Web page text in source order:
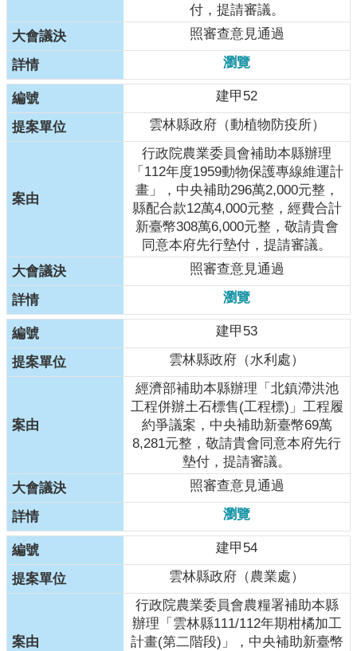
付，提請審議。
照審查意見通過
瀏覽
建甲52
雲林縣政府（動植物防疫所）
行政院農業委員會補助本縣辦理
「112年度1959動物保護專線維運計
畫」，中央補助296萬2,000元整，
縣配合款12萬4,000元整，經費合計
新臺幣308萬6,000元整，敬請貴會
同意本府先行墊付，提請審議。
照審查意見通過
瀏覽
建甲53
雲林縣政府（水利處）
經濟部補助本縣辦理「北鎮滯洪池
工程併辦土石標售(工程標)」工程履
約爭議案，中央補助新臺幣69萬
8,281元整，敬請貴會同意本府先行
墊付，提請審議。
照審查意見通過
瀏覽
建甲54
雲林縣政府（農業處）
行政院農業委員會農糧署補助本縣
辦理「雲林縣111/112年期柑橘加工
計畫(第二階段)」，中央補助新臺幣